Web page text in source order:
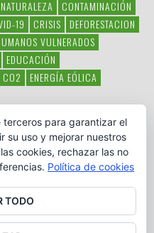
CONTAMINACIÓN
19 CRISIS
DEFORESTACION
VULNERADOS
EDUCACIÓN
CO2
ENERGÍA EÓLICA
MÉXICO
POBREZA POESÍA
POLITICA
ALIMENTARIA
VERTIDO PETROLEO
para garantizar el
su uso y mejorar nuestros
cookies, rechazar las no
Política de cookies
TODO